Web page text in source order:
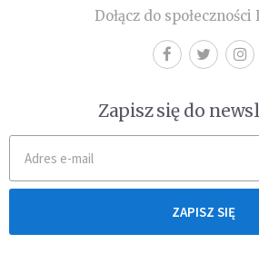
Dołącz do społeczności
Zapisz się do
ZAPISZ SIĘ